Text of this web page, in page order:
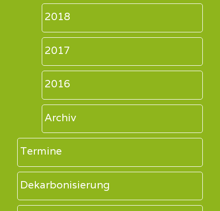
2018
2017
2016
Archiv
Termine
Dekarbonisierung